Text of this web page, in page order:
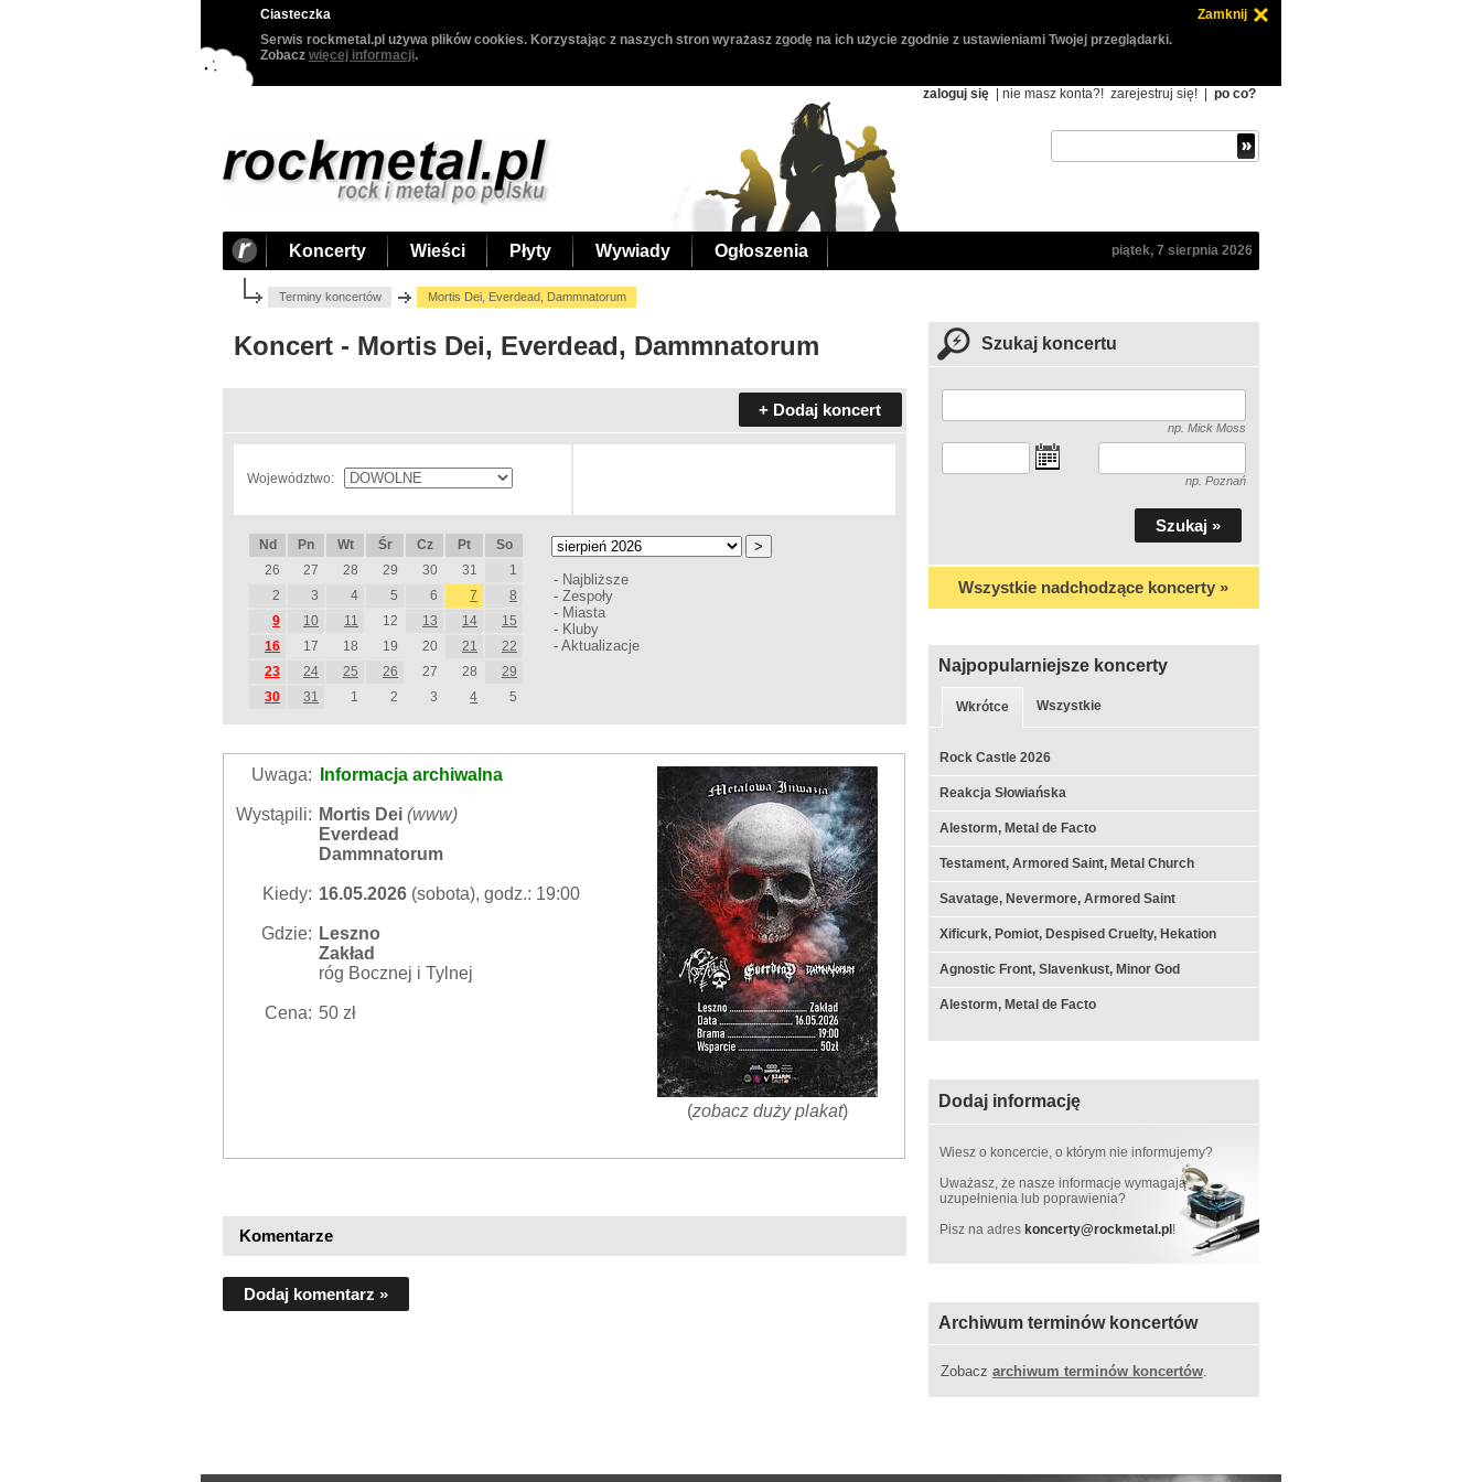
Ciasteczka
Zamknij
Serwis rockmetal.pl używa plików cookies. Korzystając z naszych stron wyrażasz zgodę na ich użycie zgodnie z ustawieniami Twojej przeglądarki.
Zobacz więcej informacji.
zaloguj się | nie masz konta?! zarejestruj się! po co?
Koncerty Wieści Płyty Wywiady Ogłoszenia piątek, 7 sierpnia 2026
Terminy koncertów Mortis Dei, Everdead, Dammnatorum
Koncert - Mortis Dei, Everdead, Dammnatorum
+ Dodaj koncert
Województwo:
Nd Pn Wt Śr Cz Pt
So
26
27 28 29 30 31
1
2
3 4 5 6 7
8
9
10 11 12 13 14
15
16
17 18 19 20 21
22
23
24 25 26 27 28
29
30
31 1 2 3 4 5
- Najbliższe
- Zespoły
- Miasta
- Kluby
- Aktualizacje
Uwaga: Informacja archiwalna
Wystąpili: Mortis Dei (www)
Everdead
Dammnatorum
Kiedy: 16.05.2026(sobota), godz.: 19:00
Gdzie: Leszno
Zakład
róg Bocznej i Tylnej
Cena: 50 zł
(zobacz duży plakat)
Komentarze
Dodaj komentarz »
Szukaj koncertu
np. Mick Moss
np. Poznań
Wszystkie nadchodzące koncerty »
Najpopularniejsze koncerty
Wkrótce Wszystkie
Rock Castle 2026
Reakcja Słowiańska
Alestorm, Metal de Facto
Testament, Armored Saint, Metal Church
Savatage, Nevermore, Armored Saint
Xificurk, Pomiot, Despised Cruelty, Hekation
Agnostic Front, Slavenkust, Minor God
Alestorm, Metal de Facto
Dodaj informację
Wiesz o koncercie, o którym nie informujemy?
Uważasz, że nasze informacje wymagają
uzupełnienia lub poprawienia?
Pisz na adres koncerty@rockmetal.pl!
Archiwum terminów koncertów
Zobacz archiwum terminów koncertów.